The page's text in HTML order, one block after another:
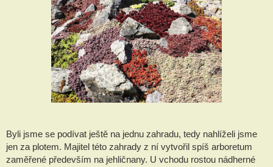
Byli jsme se podívat ještě na jednu zahradu, tedy nahlíželi jsme
jen za plotem. Majitel této zahrady z ní vytvořil spíš arboretum
zaměřené především na jehličnany. U vchodu rostou nádherné